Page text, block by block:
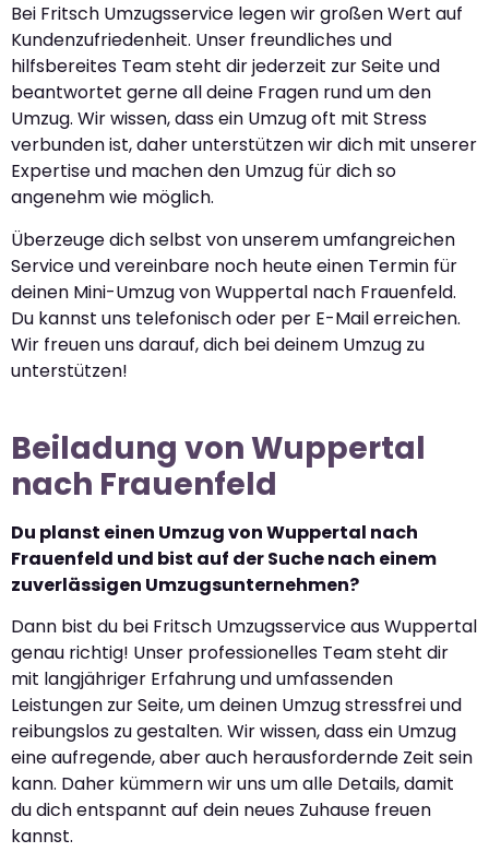
Bei Fritsch Umzugsservice legen wir großen Wert auf
Kundenzufriedenheit. Unser freundliches und
hilfsbereites Team steht dir jederzeit zur Seite und
beantwortet gerne all deine Fragen rund um den
Umzug. Wir wissen, dass ein Umzug oft mit Stress
verbunden ist, daher unterstützen wir dich mit unserer
Expertise und machen den Umzug für dich so
angenehm wie möglich.
Überzeuge dich selbst von unserem umfangreichen
Service und vereinbare noch heute einen Termin für
deinen Mini-Umzug von Wuppertal nach Frauenfeld.
Du kannst uns telefonisch oder per E-Mail erreichen.
Wir freuen uns darauf, dich bei deinem Umzug zu
unterstützen!
Beiladung von Wuppertal
nach Frauenfeld
Du planst einen Umzug von Wuppertal nach
Frauenfeld und bist auf der Suche nach einem
zuverlässigen Umzugsunternehmen?
Dann bist du bei Fritsch Umzugsservice aus Wuppertal
genau richtig! Unser professionelles Team steht dir
mit langjähriger Erfahrung und umfassenden
Leistungen zur Seite, um deinen Umzug stressfrei und
reibungslos zu gestalten. Wir wissen, dass ein Umzug
eine aufregende, aber auch herausfordernde Zeit sein
kann. Daher kümmern wir uns um alle Details, damit
du dich entspannt auf dein neues Zuhause freuen
kannst.